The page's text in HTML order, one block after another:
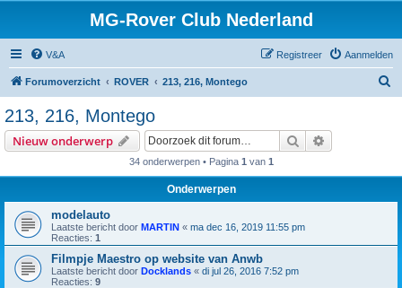
MG-Rover Club Nederland
V&A Aanmelden
Registreer
Forumoverzicht ROVER 213, 216, Montego
213, 216, Montego
Nieuw onderwerp Zoek
34 onderwerpen • Pagina 1 van 1
Onderwerpen
modelauto
Laatste bericht door MARTIN « ma dec 16, 2019 11:55 pm
Reacties: 1
Filmpje Maestro op website van Anwb
Laatste bericht door Docklands « di jul 26, 2016 7:52 pm
Reacties: 9